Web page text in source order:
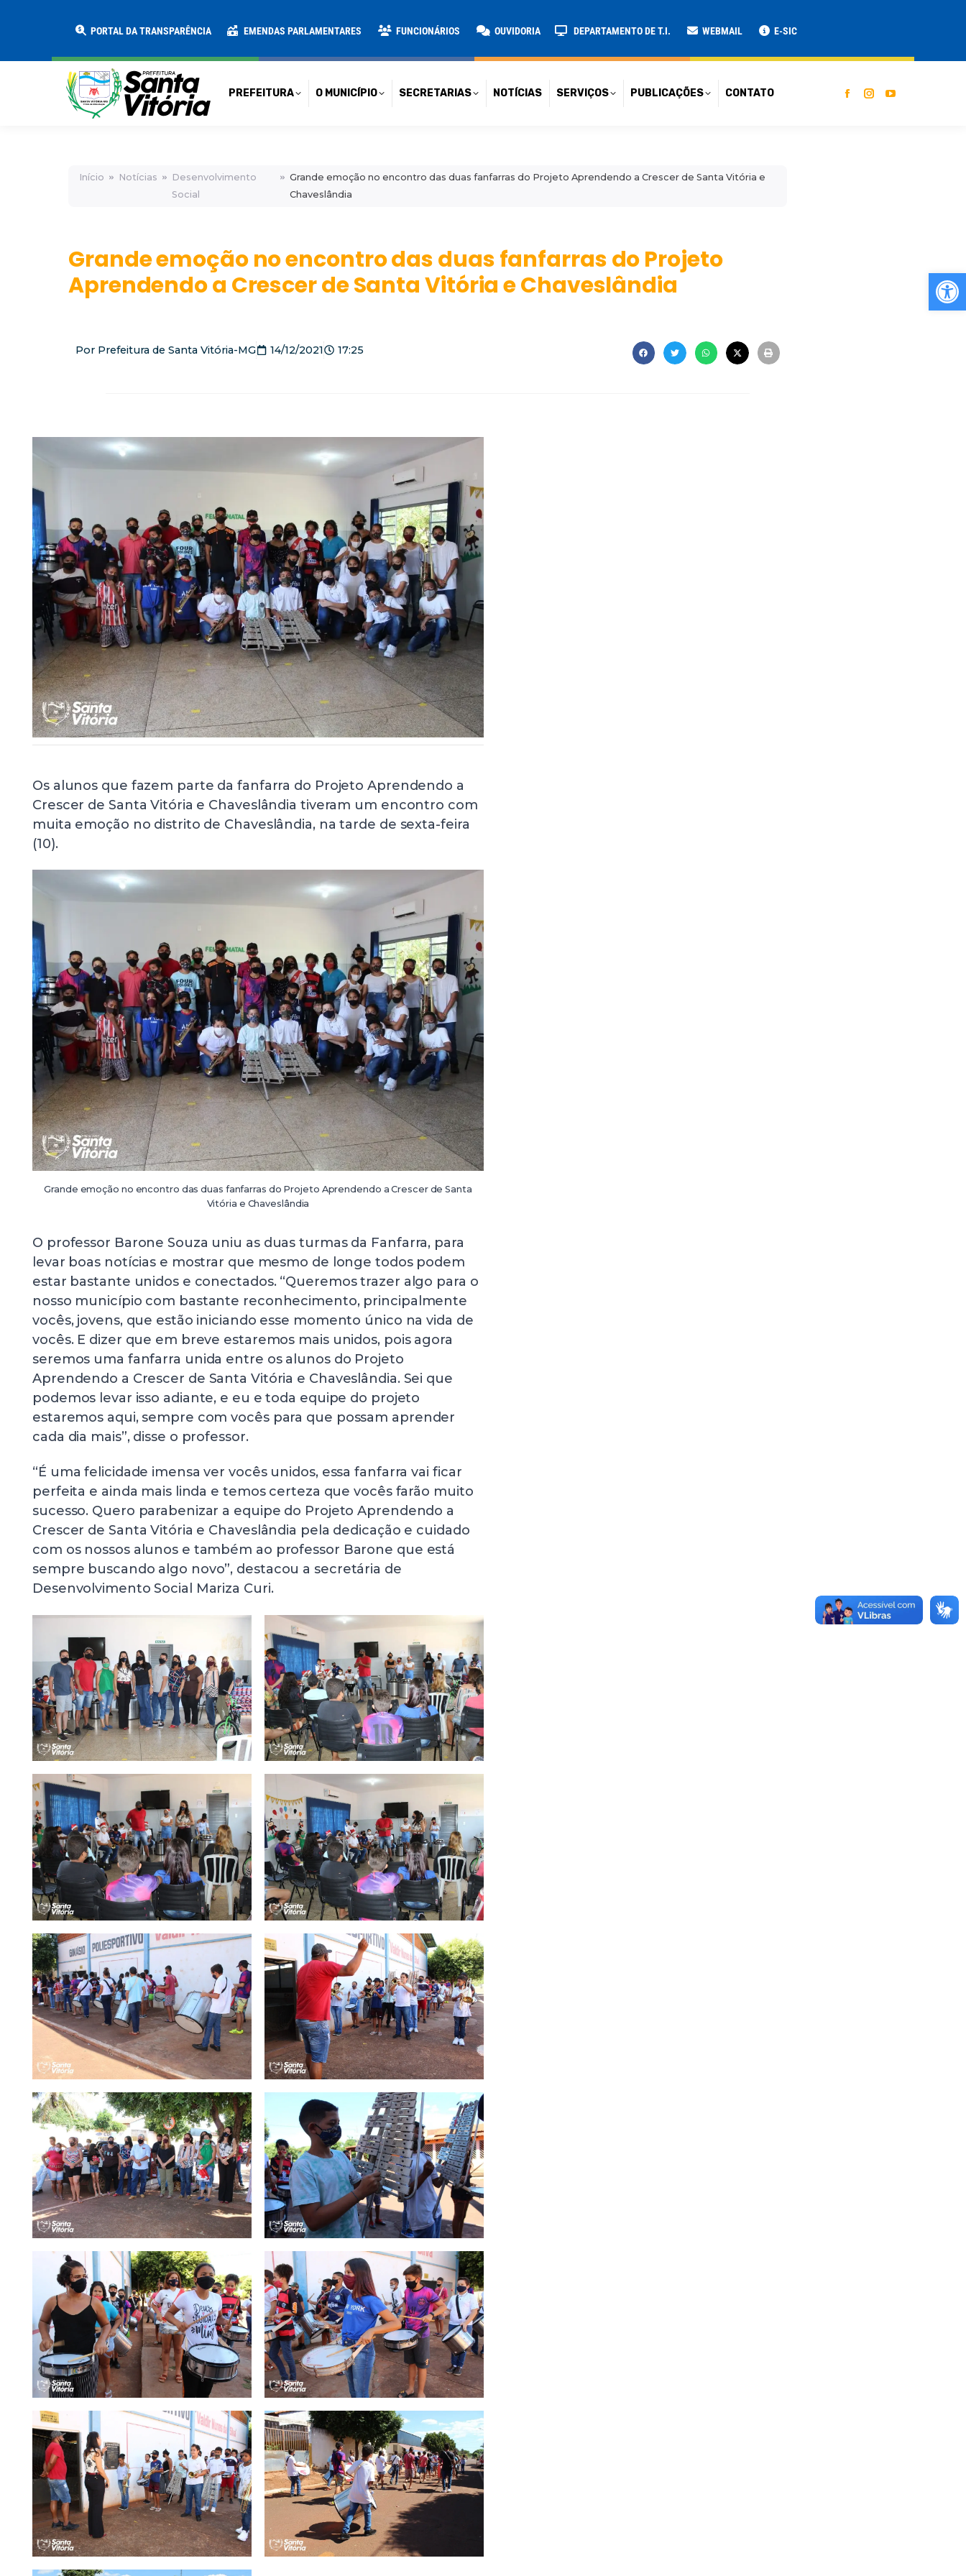
PORTAL DA TRANSPARÊNCIA EMENDAS PARLAMENTARES FUNCIONÁRIOS OUVIDORIA DEPARTAMENTO DE T.I. WEBMAIL E-SIC
PREFEITURA O MUNICÍPIO SECRETARIAS NOTÍCIAS SERVIÇOS PUBLICAÇÕES CONTATO
Início Notícias
Desenvolvimento
Social
Grande emoção no encontro das duas fanfarras do Projeto Aprendendo a Crescer de Santa Vitória e
Chaveslândia
Grande emoção no encontro das duas fanfarras do Projeto
Aprendendo a Crescer de Santa Vitória e Chaveslândia
Por Prefeitura de Santa Vitória-MG 14/12/2021 17:25
Os alunos que fazem parte da fanfarra do Projeto Aprendendo a
Crescer de Santa Vitória e Chaveslândia tiveram um encontro com
muita emoção no distrito de Chaveslândia, na tarde de sexta-feira
(10).
Grande emoção no encontro das duas fanfarras do Projeto Aprendendo a Crescer de Santa
Vitória e Chaveslândia
O professor Barone Souza uniu as duas turmas da Fanfarra, para
levar boas notícias e mostrar que mesmo de longe todos podem
estar bastante unidos e conectados. “Queremos trazer algo para o
nosso município com bastante reconhecimento, principalmente
vocês, jovens, que estão iniciando esse momento único na vida de
vocês. E dizer que em breve estaremos mais unidos, pois agora
seremos uma fanfarra unida entre os alunos do Projeto
Aprendendo a Crescer de Santa Vitória e Chaveslândia. Sei que
podemos levar isso adiante, e eu e toda equipe do projeto
estaremos aqui, sempre com vocês para que possam aprender
cada dia mais”, disse o professor.
“É uma felicidade imensa ver vocês unidos, essa fanfarra vai ficar
perfeita e ainda mais linda e temos certeza que vocês farão muito
sucesso. Quero parabenizar a equipe do Projeto Aprendendo a
Crescer de Santa Vitória e Chaveslândia pela dedicação e cuidado
com os nossos alunos e também ao professor Barone que está
sempre buscando algo novo”, destacou a secretária de
Desenvolvimento Social Mariza Curi.